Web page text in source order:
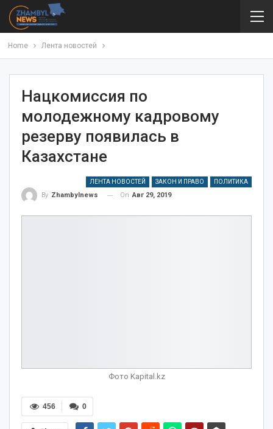
Home Лента новостей
Нацкомиссия по
молодежному кадровому
резерву появилась в
Казахстане
ЛЕНТА НОВОСТЕЙ ЗАКОН И ПРАВО ПОЛИТИКА
By Zhambylnews On Авг 29, 2019
Фото Kapital.kz
0
456